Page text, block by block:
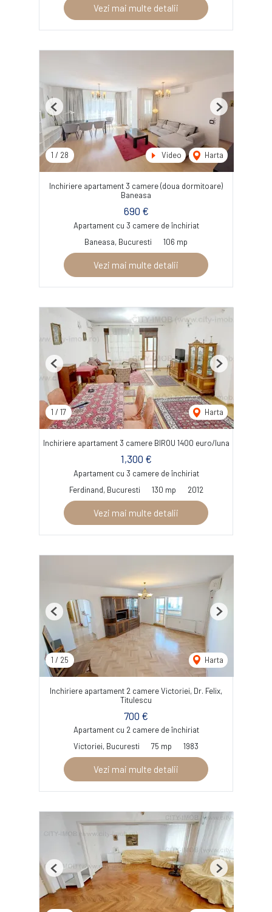
Vezi mai multe detalii
1 / 28 Video Harta
Previous Next
Inchiriere apartament 3 camere (doua dormitoare)
Baneasa
690 €
Apartament cu 3 camere de închiriat
Baneasa, Bucuresti
106 mp
Vezi mai multe detalii
1 / 17 Harta
Previous Next
Inchiriere apartament 3 camere BIROU 1400 euro/luna
1,300 €
Apartament cu 3 camere de închiriat
Ferdinand, Bucuresti
130 mp 2012
Vezi mai multe detalii
1 / 25 Harta
Previous Next
Inchiriere apartament 2 camere Victoriei, Dr. Felix,
Titulescu
700 €
Apartament cu 2 camere de închiriat
Victoriei, Bucuresti
75 mp 1983
Vezi mai multe detalii
Previous Next